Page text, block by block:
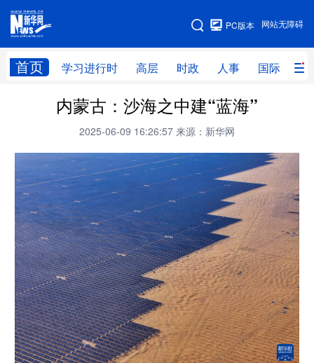
网站无障碍
PC版本
首页 学习进行时 高层 时政 人事 国际 财
网站地图
学习进行时 高层 时政
财经 网评
台湾 思客智库 全球连线 教育
科技 科创 量子 体育
文化 书画 健康 军事
访谈 视频 图片 政务
法律 中央文件 金融 汽车
食品 人居 信息化 数字经济
学术中国 乡村振兴 银龄 溯源中国
内蒙古：沙海之中建“蓝海”
2025-06-09 16:26:57 来源：新华网